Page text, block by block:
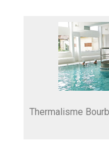
Thermalisme